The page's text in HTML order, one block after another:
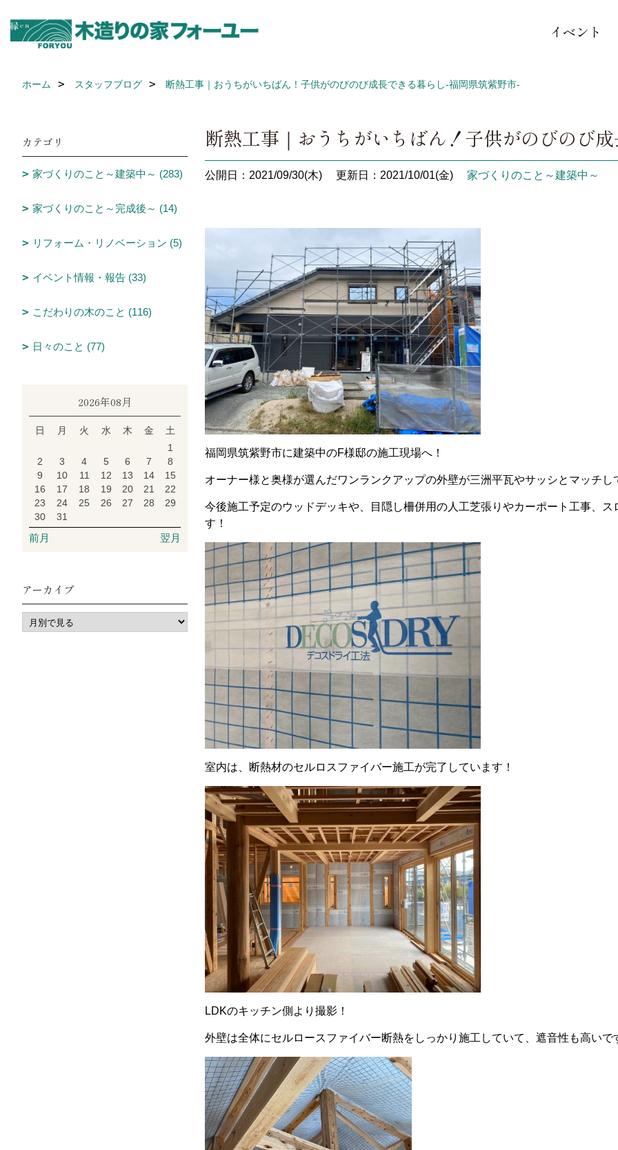
イベント
ホーム スタッフブログ 断熱工事｜おうちがいちばん！子供がのびのび成長できる暮らし-福岡県筑紫野市-
断熱工事｜おうちがいちばん！子供がのびのび
公開日：2021/09/30(木) 更新日：2021/10/01(金) 家づくりのこと～建築中～
福岡県筑紫野市に建築中のF様邸の施工現場へ！
オーナー様と奥様が選んだワンランクアップの外壁が三洲平瓦やサッシとマッチし
今後施工予定のウッドデッキや、目隠し柵併用の人工芝張りやカーポート工事、
す！
室内は、断熱材のセルロスファイバー施工が完了しています！
LDKのキッチン側より撮影！
外壁は全体にセルロースファイバー断熱をしっかり施工していて、遮音性も高いで
カテゴリ
家づくりのこと～建築中～ (283)
家づくりのこと～完成後～ (14)
リフォーム・リノベーション (5)
イベント情報・報告 (33)
こだわりの木のこと (116)
日々のこと (77)
2026年08月
日 月 火 水 木 金
土
1
2
3 4 5 6 7
8
9
10 11 12 13 14
15
16
17 18 19 20 21
22
23
24 25 26 27 28
29
30
31
前月 翌月
アーカイブ